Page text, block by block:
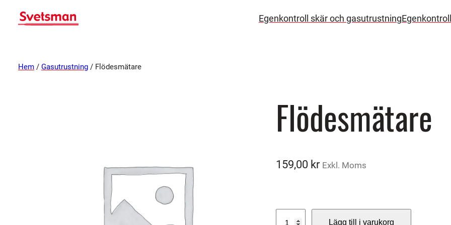
Egenkontroll skär och gasutrustning
Hem / Gasutrustning / Flödesmätare
Flödesmätare
159,00 kr Exkl. Moms
Lägg till i varukorg